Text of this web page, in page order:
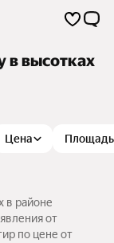
в высотках
Цена Площадь
в районе
от
по цене от